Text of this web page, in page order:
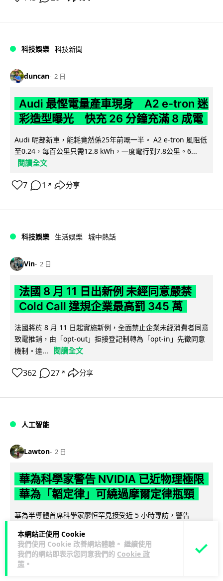
本網站正使用 Cookie
我們使用 Cookie 改善網站體驗。 繼續使用
我們的網站即表示您同意我們的 Cookie 政
策 。
科技娛樂 科技新聞
duncan 2 日
Audi 最慳電量產車現身 A2 e-tron 迷
彩造型曝光 快充 26 分鐘充滿 8 成電
Audi 呢部新車，能耗竟然係25年前嘅一半。 A2 e-tron 風阻低
至0.24，每百公里只需12.8 kWh，一度電行到7.8公里。6...
閱讀全文
7 1 ↗ 分享
科技娛樂 生活娛樂 城中熱話
Vin 2 日
法國 8 月 11 日出新例 未經同意嚴禁
Cold Call 違規企業最高罰 345 萬
法國將於 8 月 11 日起實施新例，全面禁止企業未經消費者同意
致電推銷，由「opt-out」拒接登記制轉為「opt-in」先徵同意
機制。違...
閱讀全文
362 27 ↗ 分享
人工智能
Lawton 2 日
華為科學家警告 NVIDIA 已近物理極限
華為「韜定律」可繞過摩爾定律瓶頸
華為半導體首席科學家廖恒罕見接受近 5 小時專訪，警告
濟效益。他同時介紹華為...
閱讀全文
1,593 602 分享